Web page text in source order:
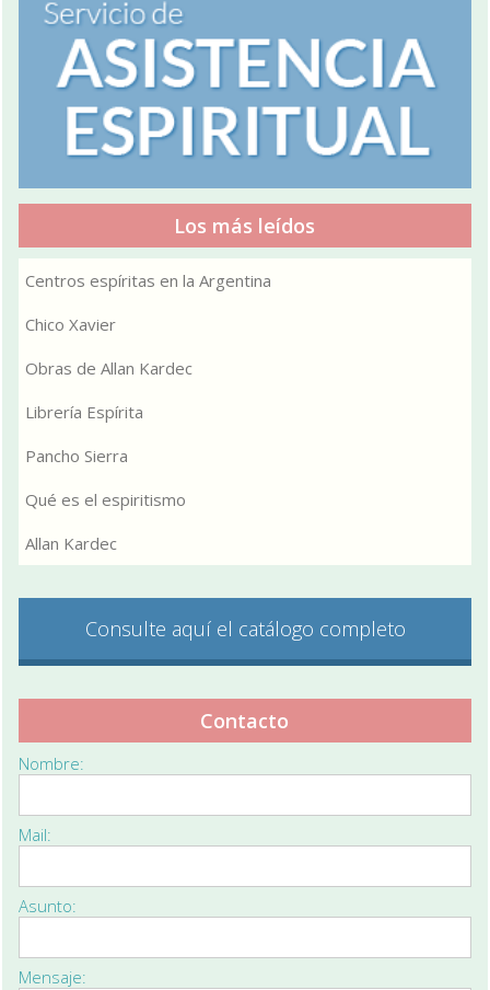
Los más leídos
Centros espíritas en la Argentina
Chico Xavier
Obras de Allan Kardec
Librería Espírita
Pancho Sierra
Qué es el espiritismo
Allan Kardec
Consulte aquí el catálogo completo
Contacto
Nombre:
Mail:
Asunto:
Mensaje: